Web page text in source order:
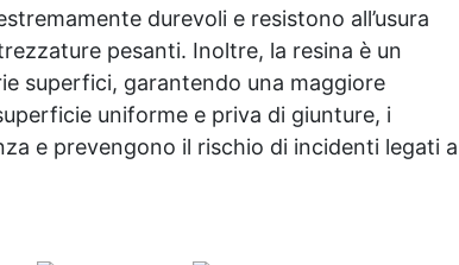
durevoli e resistono all’usura
pesanti. Inoltre, la resina è un
superfici, garantendo una maggiore
uniforme e priva di giunture, i
e prevengono il rischio di incidenti legati a